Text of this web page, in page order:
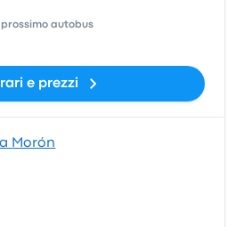
autobus
e prezzi
Morón